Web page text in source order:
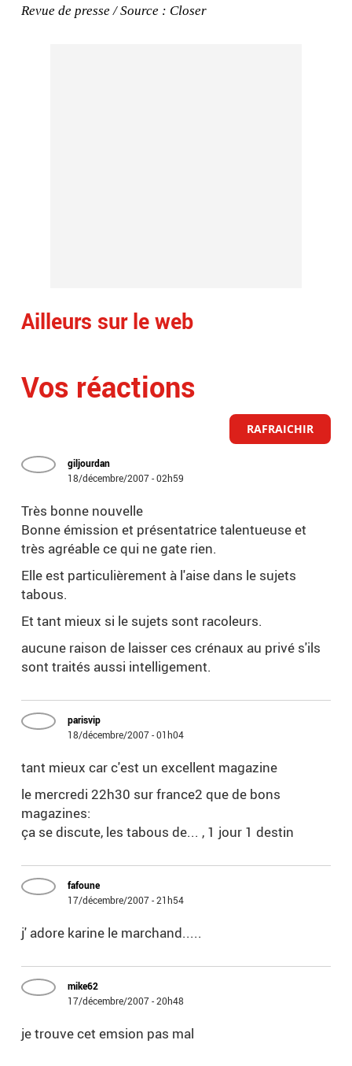
Revue de presse / Source : Closer
Ailleurs sur le web
Vos réactions
RAFRAICHIR
giljourdan
18/décembre/2007 - 02h59
Très bonne nouvelle
Bonne émission et présentatrice talentueuse et
très agréable ce qui ne gate rien.
Elle est particulièrement à l'aise dans le sujets
tabous.
Et tant mieux si le sujets sont racoleurs.
aucune raison de laisser ces crénaux au privé s'ils
sont traités aussi intelligement.
parisvip
18/décembre/2007 - 01h04
tant mieux car c'est un excellent magazine
le mercredi 22h30 sur france2 que de bons
magazines:
ça se discute, les tabous de... , 1 jour 1 destin
fafoune
17/décembre/2007 - 21h54
j' adore karine le marchand.....
mike62
17/décembre/2007 - 20h48
je trouve cet emsion pas mal